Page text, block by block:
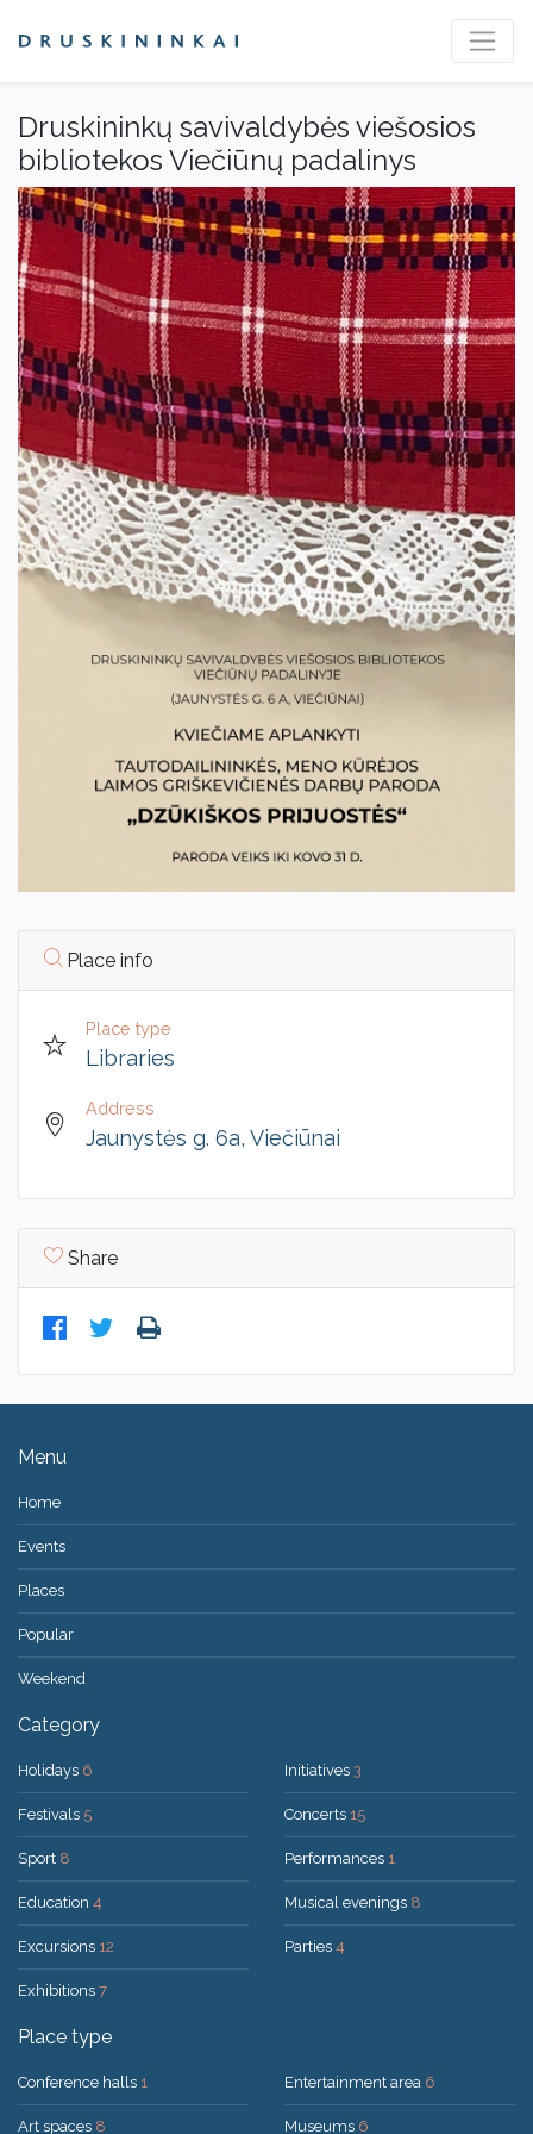
Druskininkų savivaldybės viešosios
bibliotekos Viečiūnų padalinys
Place info
Place type
Libraries
Address
Jaunystės g. 6a, Viečiūnai
Share
Menu
Home
Events
Places
Popular
Weekend
Category
Holidays 6
Festivals 5
Sport 8
Education 4
Excursions 12
Exhibitions 7
Initiatives 3
Concerts 15
Performances 1
Musical evenings 8
Parties 4
Place type
Conference halls 1
Art spaces 8
Entertainment area 6
Museums 6